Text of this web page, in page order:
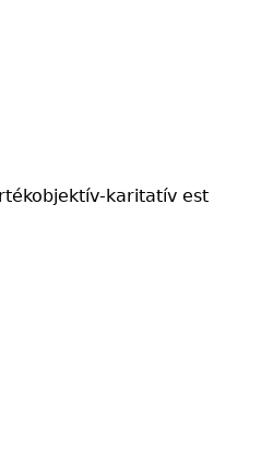
karitatív est